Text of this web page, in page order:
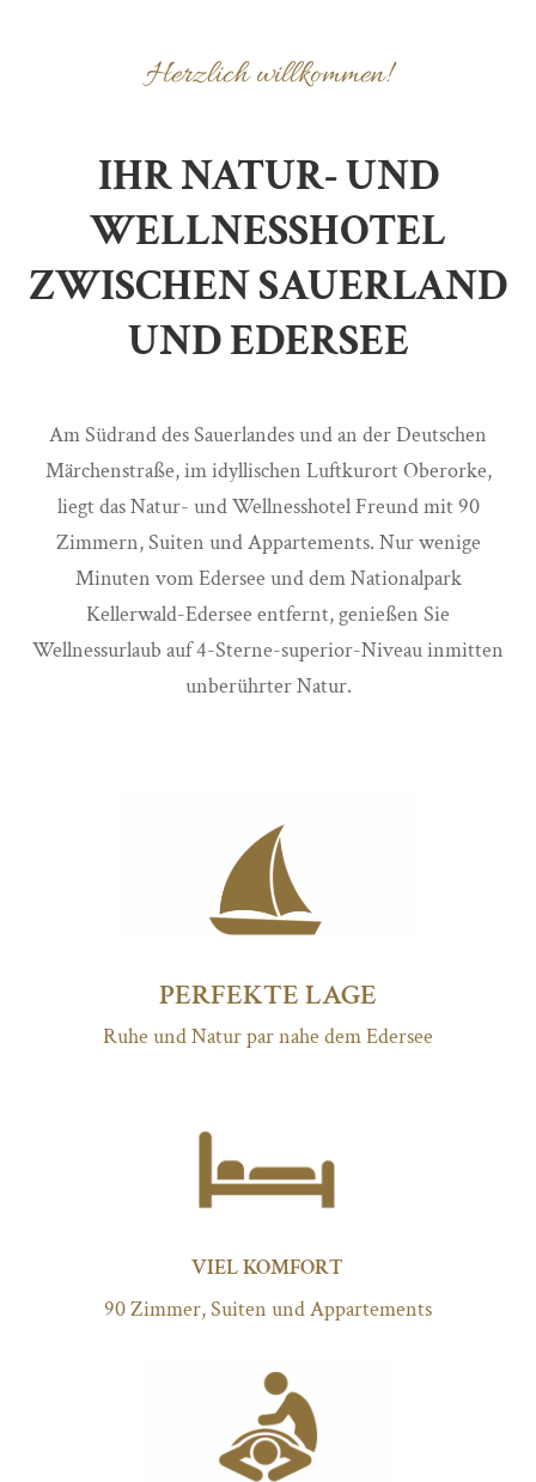
Herzlich willkommen!
IHR NATUR- UND
WELLNESSHOTEL
ZWISCHEN SAUERLAND
UND EDERSEE
Am Südrand des Sauerlandes und an der Deutschen
Märchenstraße, im idyllischen Luftkurort Oberorke,
liegt das Natur- und Wellnesshotel Freund mit 90
Zimmern, Suiten und Appartements. Nur wenige
Minuten vom Edersee und dem Nationalpark
Kellerwald-Edersee entfernt, genießen Sie
Wellnessurlaub auf 4-Sterne-superior-Niveau inmitten
unberührter Natur.
PERFEKTE LAGE
Ruhe und Natur par nahe dem Edersee
VIEL KOMFORT
90 Zimmer, Suiten und Appartements